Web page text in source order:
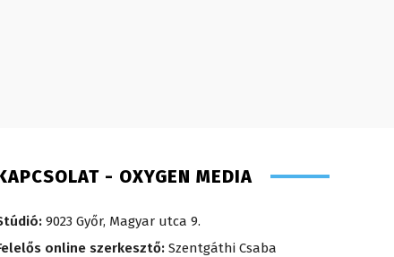
- OXYGEN MEDIA
9023 Győr, Magyar utca 9.
online szerkesztő: Szentgáthi Csaba